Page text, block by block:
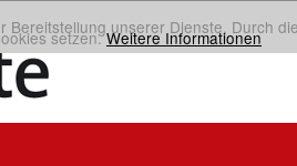
Bereitstellung unserer Dienste. Durch
setzen.Weitere Informationen